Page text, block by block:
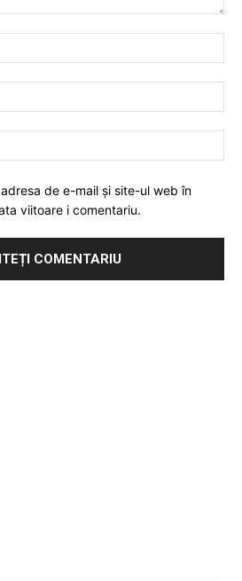
de e-mail și site-ul web în
viitoare i comentariu.